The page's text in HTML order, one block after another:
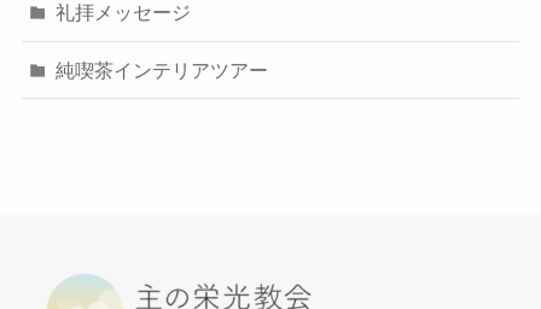
礼拝メッセージ
純喫茶インテリアツアー